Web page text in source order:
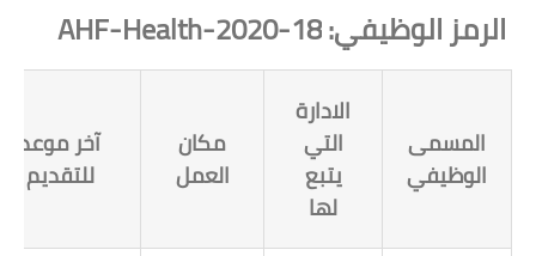
الرمز الوظيفي:AHF-Health-2020-18
المسمى
الوظيفي
الادارة
التي
يتبع
لها
مكان
العمل
آخر موعد
للتقديم